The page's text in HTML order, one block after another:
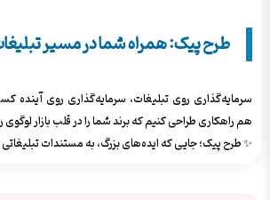
طرح پیک: همراه شما در مسیر
سرمایه‌گذاری روی تبلیغات، سرمایه‌گذاری روی آینده
هم راهکاری طراحی کنیم که برند شما را در قلب بازار لوگوی
✨ طرح پیک؛ جایی که ایده‌های بزرگ، به مستندات